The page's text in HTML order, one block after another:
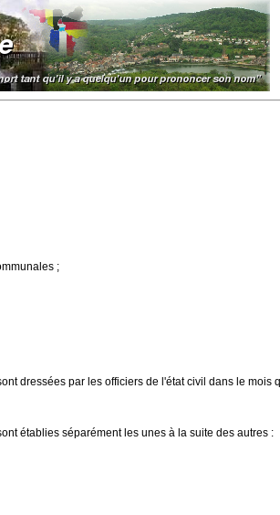
;
dressées par les officiers de l'état civil dans le
établies séparément les unes à la suite des autres :